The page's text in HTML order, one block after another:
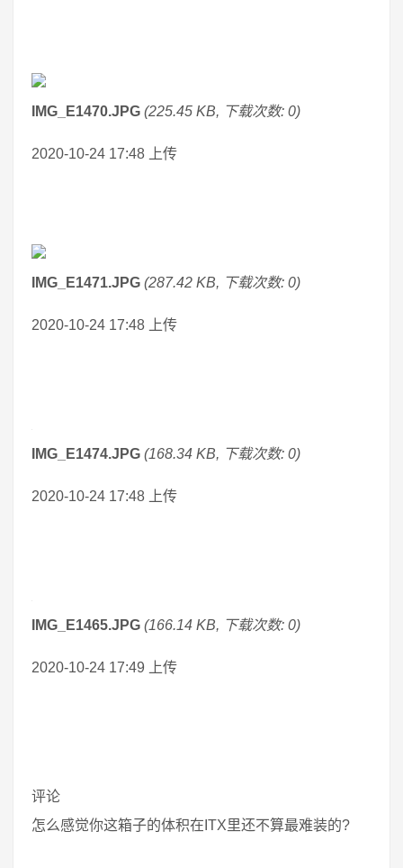
IMG_E1470.JPG (225.45 KB, 下载次数: 0)
2020-10-24 17:48 上传
IMG_E1471.JPG (287.42 KB, 下载次数: 0)
2020-10-24 17:48 上传
IMG_E1474.JPG (168.34 KB, 下载次数: 0)
2020-10-24 17:48 上传
IMG_E1465.JPG (166.14 KB, 下载次数: 0)
2020-10-24 17:49 上传
评论
怎么感觉你这箱子的体积在ITX里还不算最难装的?